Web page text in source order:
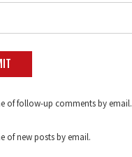
of follow-up comments by email.
of new posts by email.